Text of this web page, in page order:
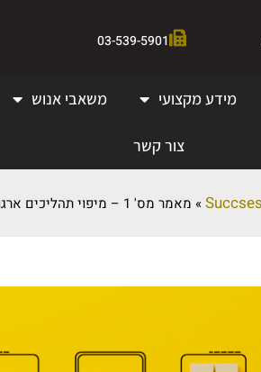
03-539-5901
מידע מקצועי משאבי אנוש
צור קשר
» מאמר מס' 1 – מיפוי תהליכים ארגוניים (Process Mapping)